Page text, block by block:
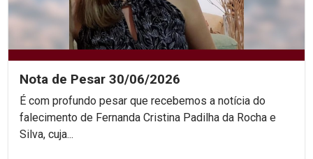
Nota de Pesar 30/06/2026
É com profundo pesar que recebemos a notícia do
falecimento de Fernanda Cristina Padilha da Rocha e
Silva, cuja...